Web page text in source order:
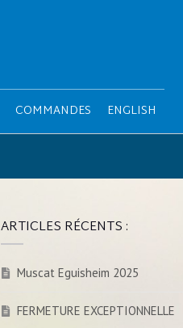
COMMANDES ENGLISH
ARTICLES RÉCENTS :
Muscat Eguisheim 2025
FERMETURE EXCEPTIONNELLE